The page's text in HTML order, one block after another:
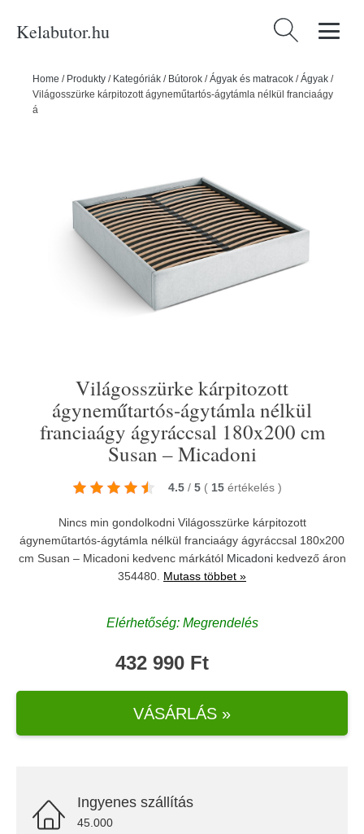
Kelabutor.hu Keresés:
Home / Produkty / Kategóriák / Bútorok /Ágyak és matracok /Ágyak /
Világosszürke kárpitozott ágyneműtartós-ágytámla nélkül franciaágy
ágyráccsal 180x200 cm Susan – Micadoni
Világosszürke kárpitozott
ágyneműtartós-ágytámla nélkül
franciaágy ágyráccsal 180x200 cm
Susan – Micadoni
4.5 / 5 ( 15 értékelés )
Nincs min gondolkodni Világosszürke kárpitozott
ágyneműtartós-ágytámla nélkül franciaágy ágyráccsal 180x200
cm Susan – Micadoni kedvenc márkától Micadonikedvező áron
354480. Mutass többet »
Elérhetőség: Megrendelés
432 990 Ft
VÁSÁRLÁS »
Ingyenes szállítás
45.000